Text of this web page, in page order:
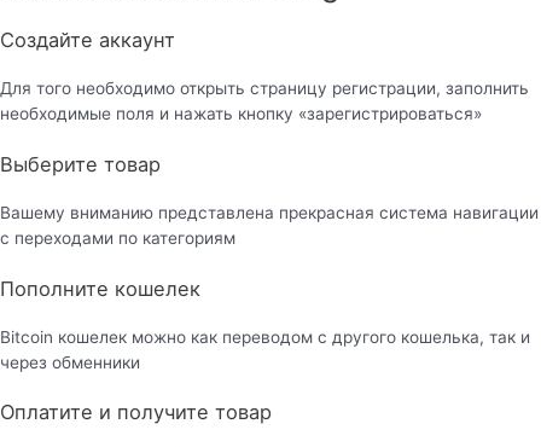
Создайте аккаунт
Для того необходимо открыть страницу регистрации, заполнить
необходимые поля и нажать кнопку «зарегистрироваться»
Выберите товар
Вашему вниманию представлена прекрасная система навигации
с переходами по категориям
Пополните кошелек
Bitcoin кошелек можно как переводом с другого кошелька, так и
через обменники
Оплатите и получите товар